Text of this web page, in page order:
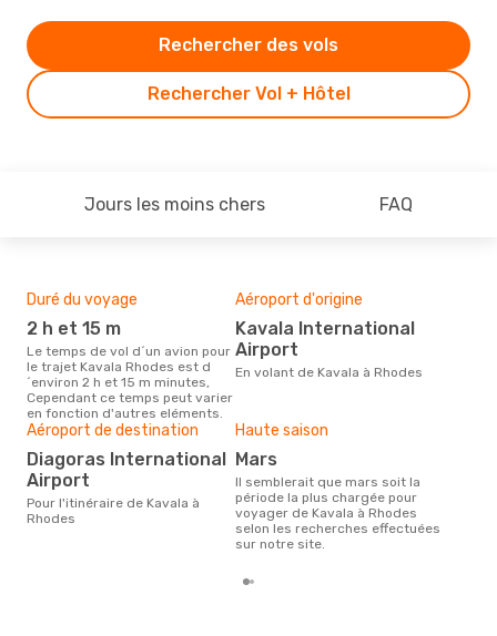
Rechercher Vol + Hôtel
Rechercher des vols
Jours les moins chers FAQ
Duré du voyage
2 h et 15 m
Le temps de vol d´un avion pour
le trajet Kavala Rhodes est d
´environ 2 h et 15 m minutes,
Cependant ce temps peut varier
en fonction d'autres eléments.
Aéroport d'origine
Kavala International
Airport
En volant de Kavala à Rhodes
Aéroport de destination
Diagoras International
Airport
Pour l'itinéraire de Kavala à
Rhodes
Haute saison
mars
Il semblerait que mars soit la
période la plus chargée pour
voyager de Kavala à Rhodes
selon les recherches effectuées
sur notre site.